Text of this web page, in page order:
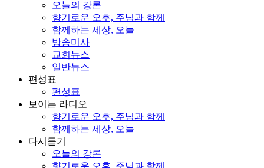
오늘의 강론
향기로운 오후, 주님과 함께
함께하는 세상, 오늘
방송미사
교회뉴스
일반뉴스
편성표
편성표
보이는 라디오
향기로운 오후, 주님과 함께
함께하는 세상, 오늘
다시듣기
오늘의 강론